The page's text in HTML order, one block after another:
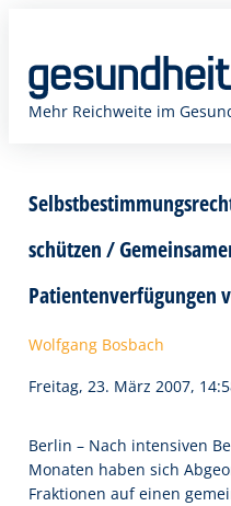
springen
Mehr Reichweite im
schützen /
Patientenverfügungen
Wolfgang Bosbach
Freitag, 23. März 2007,
Berlin – Nach intensiven
Monaten haben sich
Fraktionen auf einen